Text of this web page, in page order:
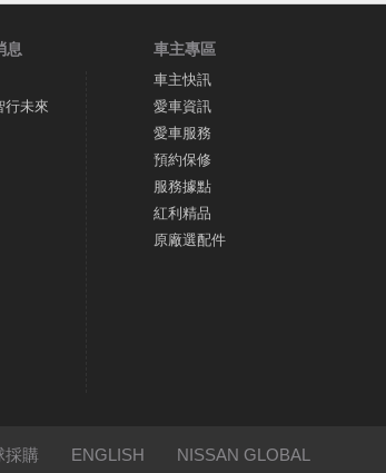
息
行未來
車主專區
車主快訊
愛車資訊
愛車服務
預約保修
服務據點
紅利精品
原廠選配件
採購 ENGLISH NISSAN GLOBAL